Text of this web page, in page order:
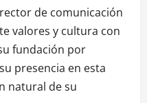
de comunicación
valores y cultura con
fundación por
presencia en esta
natural de su